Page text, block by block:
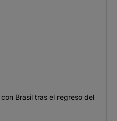
Brasil tras el regreso del